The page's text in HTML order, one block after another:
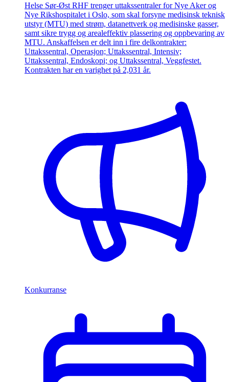
Helse Sør-Øst RHF trenger uttakssentraler for Nye Aker og
Nye Rikshospitalet i Oslo, som skal forsyne medisinsk teknisk
utstyr (MTU) med strøm, datanettverk og medisinske gasser,
samt sikre trygg og arealeffektiv plassering og oppbevaring av
MTU. Anskaffelsen er delt inn i fire delkontrakter:
Uttakssentral, Operasjon; Uttakssentral, Intensiv;
Uttakssentral, Endoskopi; og Uttakssentral, Veggfestet.
Kontrakten har en varighet på 2,031 år.
Konkurranse